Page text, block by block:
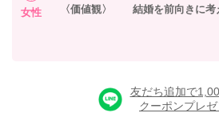
女性 〈価値観〉 結婚を前向きに考
友だち追加で
クーポンプレゼ